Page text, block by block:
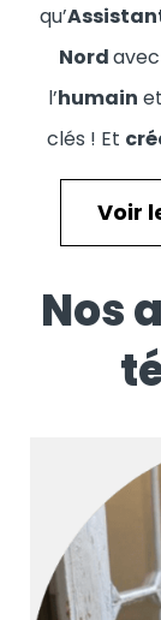
qu’
Nord
l’humain
clés ! Et
Voir
Nos